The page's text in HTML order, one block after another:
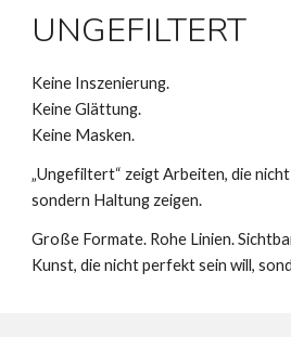
UNGEFILTERT
Keine Inszenierung.
Keine Glättung.
Keine Masken.
„Ungefiltert“ zeigt Arbeiten, die
sondern Haltung zeigen.
Große Formate. Rohe Linien.
Kunst, die nicht perfekt sein will,